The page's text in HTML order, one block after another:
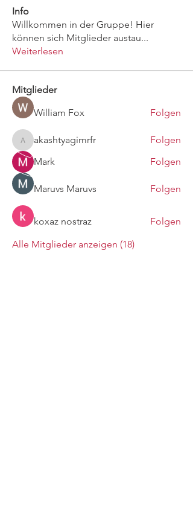
Info
Willkommen in der Gruppe! Hier
können sich Mitglieder austau...
Weiterlesen
Mitglieder
William Fox
Folgen
akashtyagimrfr
akashtyagimrfr
Folgen
Mark
Folgen
Maruvs Maruvs Folgen
koxaz nostraz
Folgen
Alle Mitglieder anzeigen (18)